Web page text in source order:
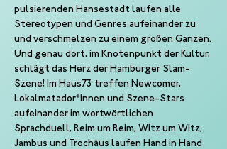
pulsierenden Hansestadt laufen alle
Stereotypen und Genres aufeinander zu
und verschmelzen zu einem großen Ganzen.
Und genau dort, im Knotenpunkt der Kultur,
schlägt das Herz der Hamburger Slam-
Szene! Im Haus73 treffen Newcomer,
Lokalmatador*innen und Szene-Stars
aufeinander im wortwörtlichen
Sprachduell, Reim um Reim, Witz um Witz,
Jambus und Trochäus laufen Hand in Hand